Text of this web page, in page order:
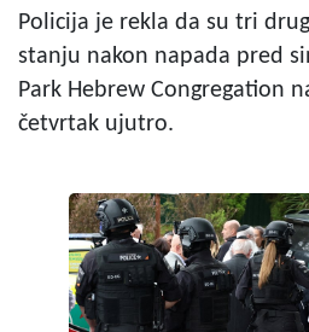
Policija je rekla da su tri
stanju nakon napada pred
Park Hebrew Congregation
četvrtak ujutro.